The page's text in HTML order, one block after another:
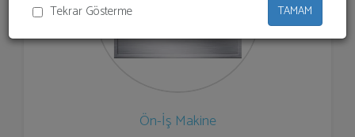
Tekrar Gösterme TAMAM
Ön-İş Makine